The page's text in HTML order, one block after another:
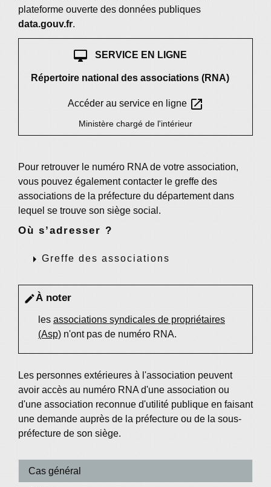
plateforme ouverte des données publiques
data.gouv.fr.
desktop_mac SERVICE EN LIGNE
Répertoire national des associations (RNA)
Accéder au service en ligne open_in_new
Ministère chargé de l'intérieur
Pour retrouver le numéro RNA de votre association,
vous pouvez également contacter le greffe des
associations de la préfecture du département dans
lequel se trouve son siège social.
Où s’adresser ?
arrow_right Greffe des associations
editÀ noter
les associations syndicales de propriétaires
(Asp) n'ont pas de numéro RNA.
Les personnes extérieures à l'association peuvent
avoir accès au numéro RNA d'une association ou
d'une association reconnue d'utilité publique en faisant
une demande auprès de la préfecture ou de la sous-
préfecture de son siège.
Cas général